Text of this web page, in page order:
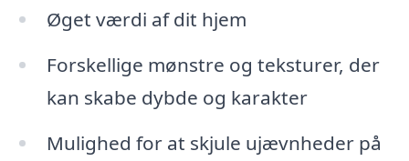
Øget værdi af dit hjem
Forskellige mønstre og teksturer, der
kan skabe dybde og karakter
Mulighed for at skjule ujævnheder på